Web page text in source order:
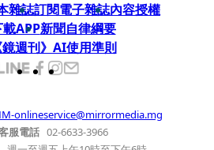
雜誌訂閱電子雜誌內容授權
APP新聞自律綱要
鏡週刊》AI使用準則
onlineservice@mirrormedia.mg
服電話 02-6633-3966